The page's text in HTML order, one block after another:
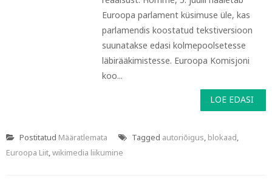
Euroopa parlament küsimuse üle, kas
parlamendis koostatud tekstiversioon
suunatakse edasi kolmepoolsetesse
läbirääkimistesse. Euroopa Komisjoni
koo...
LOE EDASI
Postitatud Määratlemata Tagged autoriõigus, blokaad,
Euroopa Liit,wikimedia liikumine